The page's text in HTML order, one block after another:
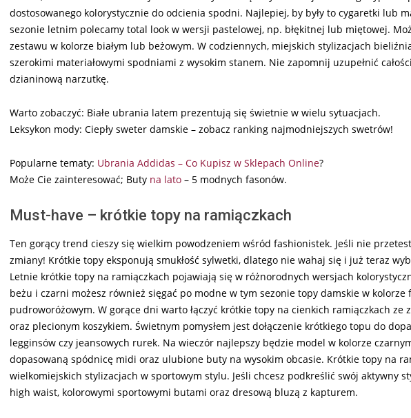
dostosowanego kolorystycznie do odcienia spodni. Najlepiej, by były to cygaretki lub
sezonie letnim polecamy total look w wersji pastelowej, np. błękitnej lub miętowej.
zestawu w kolorze białym lub beżowym. W codziennych, miejskich stylizacjach
szerokimi materiałowymi spodniami z wysokim stanem. Nie zapomnij uzupełnić
dzianinową narzutkę.
Warto zobaczyć: Białe ubrania latem prezentują się świetnie w wielu sytuacjach.
Leksykon mody: Ciepły sweter damskie – zobacz ranking najmodniejszych swetrów!
Popularne tematy: Ubrania Addidas – Co Kupisz w Sklepach Online?
Może Cie zainteresować; Buty na lato – 5 modnych fasonów.
Must-have – krótkie topy na ramiączkach
Ten gorący trend cieszy się wielkim powodzeniem wśród fashionistek. Jeśli nie
zmiany! Krótkie topy eksponują smukłość sylwetki, dlatego nie wahaj się i już teraz
Letnie krótkie topy na ramiączkach pojawiają się w różnorodnych wersjach
beżu i czarni możesz również sięgać po modne w tym sezonie topy damskie w kolorze
pudroworóżowym. W gorące dni warto łączyć krótkie topy na cienkich ramiączkach ze
oraz plecionym koszykiem. Świetnym pomysłem jest dołączenie krótkiego topu do
legginsów czy jeansowych rurek. Na wieczór najlepszy będzie model w kolorze
dopasowaną spódnicę midi oraz ulubione buty na wysokim obcasie. Krótkie topy na
wielkomiejskich stylizacjach w sportowym stylu. Jeśli chcesz podkreślić swój aktywny
high waist, kolorowymi sportowymi butami oraz dresową bluzą z kapturem.